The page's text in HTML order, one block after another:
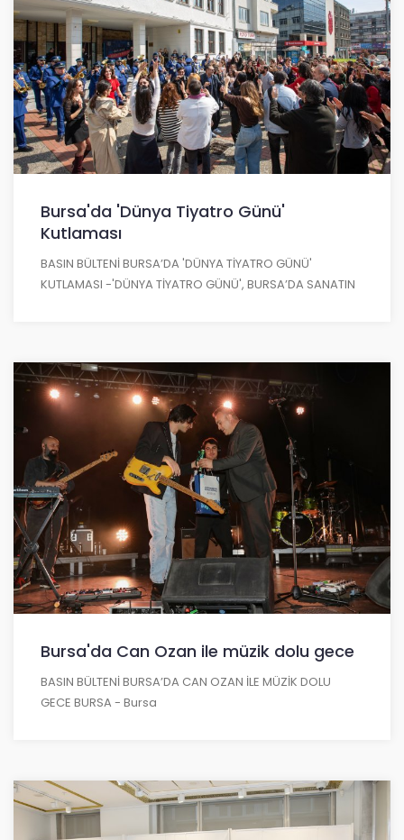
Bursa'da 'Dünya Tiyatro Günü'
Kutlaması
BASIN BÜLTENİ BURSA’DA 'DÜNYA TİYATRO GÜNÜ'
KUTLAMASI -'DÜNYA TİYATRO GÜNÜ', BURSA’DA SANATIN
Bursa'da Can Ozan ile müzik dolu gece
BASIN BÜLTENİ BURSA’DA CAN OZAN İLE MÜZİK DOLU
GECE BURSA - Bursa